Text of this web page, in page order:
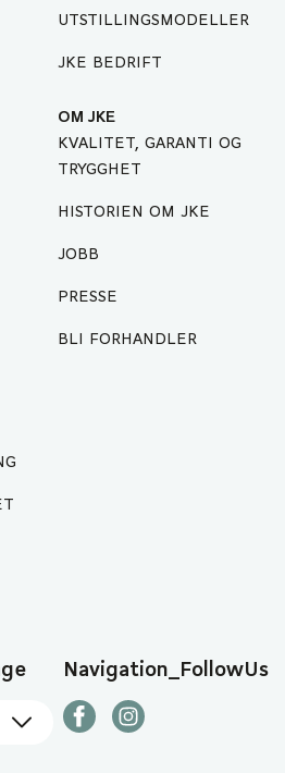
UTSTILLINGSMODELLER
JKE BEDRIFT
OM JKE
KVALITET, GARANTI OG
TRYGGHET
HISTORIEN OM JKE
JOBB
PRESSE
BLI FORHANDLER
Navigation_FollowUs